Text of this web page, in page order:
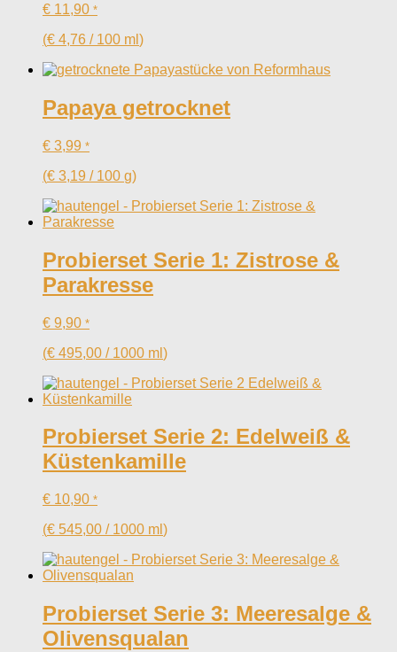
€ 11,90 *
(€ 4,76 / 100 ml )
Papaya getrocknet
€ 3,99 *
(€ 3,19 / 100 g)
Probierset Serie 1: Zistrose &
Parakresse
€ 9,90 *
(€ 495,00 / 1000 ml )
Probierset Serie 2: Edelweiß &
Küstenkamille
€ 10,90 *
(€ 545,00 / 1000 ml )
Probierset Serie 3: Meeresalge &
Olivensqualan